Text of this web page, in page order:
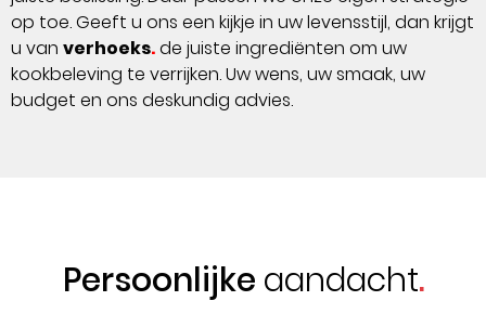
op toe. Geeft u ons een kijkje in uw levensstijl, dan krijgt
u van verhoeks.de juiste ingrediënten om uw
kookbeleving te verrijken. Uw wens, uw smaak, uw
budget en ons deskundig advies.
Persoonlijke aandacht